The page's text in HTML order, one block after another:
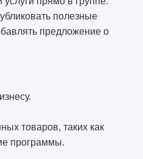
полезные
предложение о
товаров, таких как
программы.